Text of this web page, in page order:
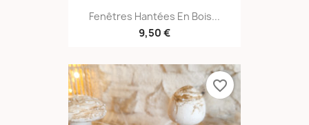
Fenêtres Hantées En Bois...
9,50 €
favorite_border